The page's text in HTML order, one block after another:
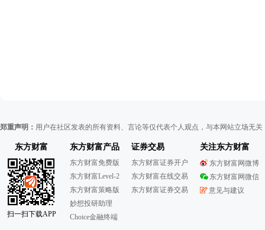
郑重声明： 用户在社区发表的所有资料、言论等仅代表个人观点，与本网站立场无
东方财富
扫一扫下载APP
东方财富产品
东方财富免费版
东方财富Level-2
东方财富策略版
妙想投研助理
Choice金融终端
证券交易
东方财富证券开户
东方财富在线交易
东方财富证券交易
关注东方财富
东方财富网微博
东方财富网微信
意见与建议